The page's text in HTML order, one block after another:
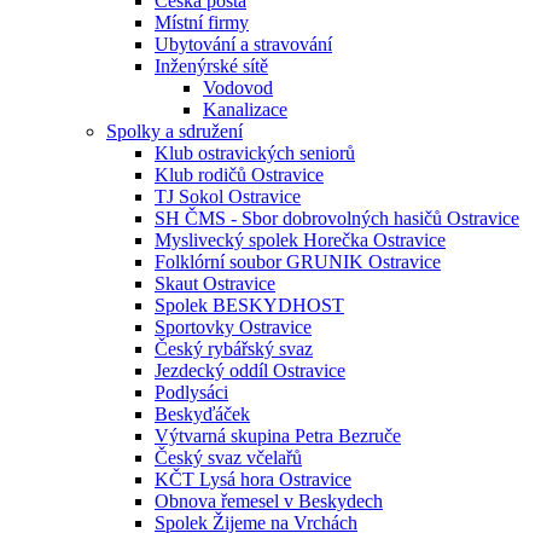
Místní firmy
Ubytování a stravování
Inženýrské sítě
Vodovod
Kanalizace
Spolky a sdružení
Klub ostravických seniorů
Klub rodičů Ostravice
TJ Sokol Ostravice
SH ČMS - Sbor dobrovolných hasičů Ostravice
Myslivecký spolek Horečka Ostravice
Folklórní soubor GRUNIK Ostravice
Skaut Ostravice
Spolek BESKYDHOST
Sportovky Ostravice
Český rybářský svaz
Jezdecký oddíl Ostravice
Podlysáci
Beskyďáček
Výtvarná skupina Petra Bezruče
Český svaz včelařů
KČT Lysá hora Ostravice
Obnova řemesel v Beskydech
Spolek Žijeme na Vrchách